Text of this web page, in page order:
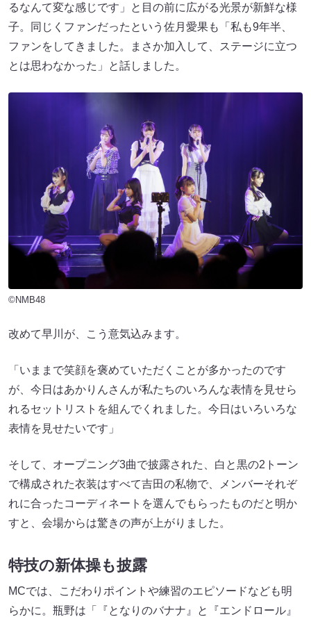
るなんて変な感じです」と目の前に広がる光景が新鮮な様
子。同じくファンだったという佐月愛果も「私も9年半、
ファンをしてきました。まさか加入して、ステージに立つ
とは思わなかった」と話しました。
©NMB48
改めて早川が、こう意気込みます。
「いままで笑顔を褒めていただくことが多かったのです
が、今日はあかりんさんが私たちのいろんな表情を見せら
れるセットリストを組んでくれました。今日はいろいろな
表情を見せたいです」
そして、オープニング3曲で披露された、白と黒の2トーン
で構成された衣装はすべて吉田の私物で、メンバーそれぞ
れに合ったコーディネートを選んでもらったものだと明か
すと、会場からは驚きの声が上がりました。
特技の新体操も披露
MCでは、こだわりポイントや練習のエピソードなども明
らかに。瓶野は「『となりのバナナ』と『エンドロール』